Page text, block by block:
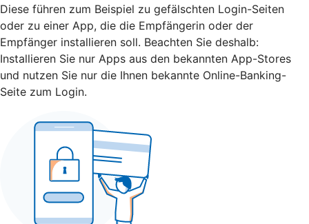
Diese führen zum Beispiel zu gefälschten Login-Seiten
oder zu einer App, die die Empfängerin oder der
Empfänger installieren soll. Beachten Sie deshalb:
Installieren Sie nur Apps aus den bekannten App-Stores
und nutzen Sie nur die Ihnen bekannte Online-Banking-
Seite zum Login.